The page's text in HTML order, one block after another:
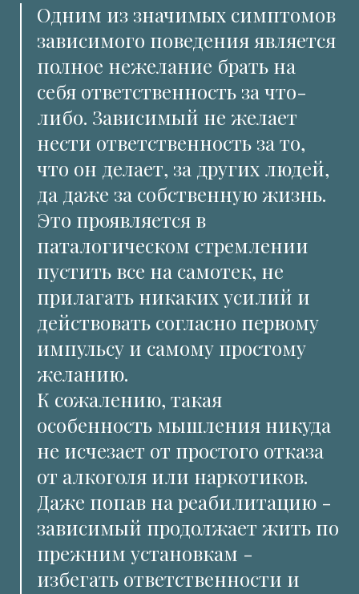
Одним из значимых симптомов
зависимого поведения является
полное нежелание брать на
себя ответственность за что-
либо. Зависимый не желает
нести ответственность за то,
что он делает, за других людей,
да даже за собственную жизнь.
Это проявляется в
паталогическом стремлении
пустить все на самотек, не
прилагать никаких усилий и
действовать согласно первому
импульсу и самому простому
желанию.
К сожалению, такая
особенность мышления никуда
не исчезает от простого отказа
от алкоголя или наркотиков.
Даже попав на реабилитацию -
зависимый продолжает жить по
прежним установкам -
избегать ответственности и